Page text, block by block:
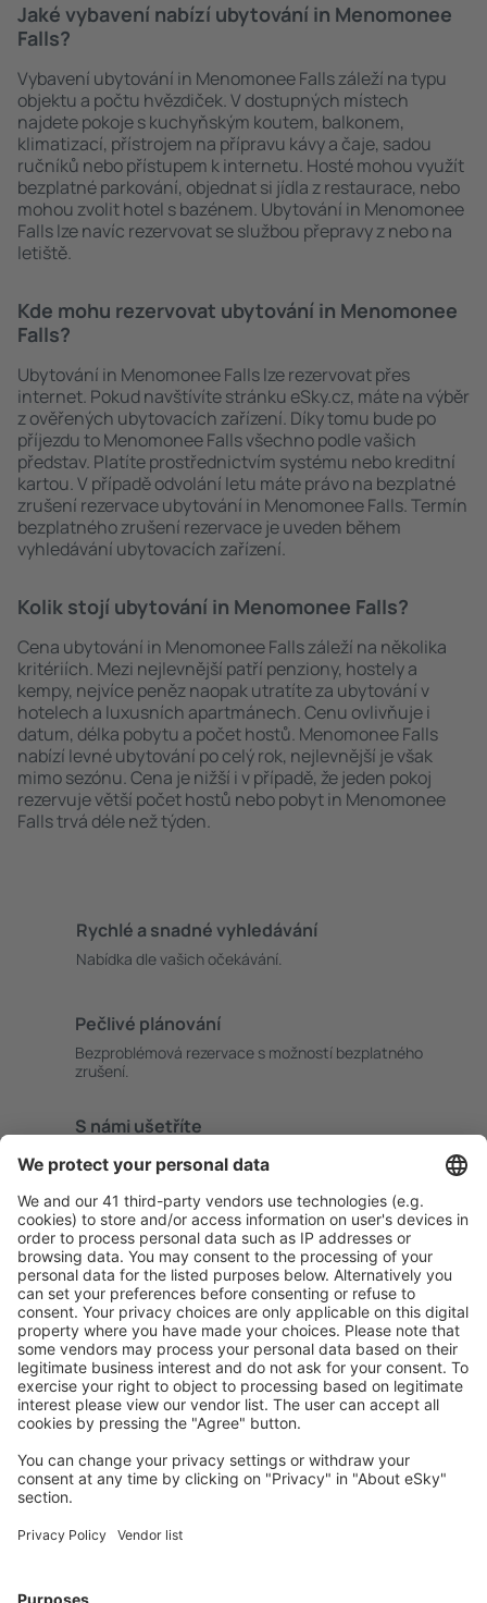
Jaké vybavení nabízí ubytování in Menomonee
Falls?
Vybavení ubytování in Menomonee Falls záleží na typu
objektu a počtu hvězdiček. V dostupných místech
najdete pokoje s kuchyňským koutem, balkonem,
klimatizací, přístrojem na přípravu kávy a čaje, sadou
ručníků nebo přístupem k internetu. Hosté mohou využít
bezplatné parkování, objednat si jídla z restaurace, nebo
mohou zvolit hotel s bazénem. Ubytování in Menomonee
Falls lze navíc rezervovat se službou přepravy z nebo na
letiště.
Kde mohu rezervovat ubytování in Menomonee
Falls?
Ubytování in Menomonee Falls lze rezervovat přes
internet. Pokud navštívíte stránku eSky.cz, máte na výběr
z ověřených ubytovacích zařízení. Díky tomu bude po
příjezdu to Menomonee Falls všechno podle vašich
představ. Platíte prostřednictvím systému nebo kreditní
kartou. V případě odvolání letu máte právo na bezplatné
zrušení rezervace ubytování in Menomonee Falls. Termín
bezplatného zrušení rezervace je uveden během
vyhledávání ubytovacích zařízení.
Kolik stojí ubytování in Menomonee Falls?
Cena ubytování in Menomonee Falls záleží na několika
kritériích. Mezi nejlevnější patří penziony, hostely a
kempy, nejvíce peněz naopak utratíte za ubytování v
hotelech a luxusních apartmánech. Cenu ovlivňuje i
datum, délka pobytu a počet hostů. Menomonee Falls
nabízí levné ubytování po celý rok, nejlevnější je však
mimo sezónu. Cena je nižší i v případě, že jeden pokoj
rezervuje větší počet hostů nebo pobyt in Menomonee
Falls trvá déle než týden.
Rychlé a snadné vyhledávání
Nabídka dle vašich očekávání.
Pečlivé plánování
Bezproblémová rezervace s možností bezplatného
zrušení.
S námi ušetříte
Atraktivní ceny a speciální nabídky pro přihlášené
uživatele.
Ubytování dle vašeho gusta
Vyberte si z více než 1.3 milionu zařízení: hotelů,
apartmánů, chat a dalších.
Uživateli eSky nejčastěji hledané ubytování
Ubytování ve Spojených státech amerických - Oblíbená
města
Ubytování in Davenport Ubytování in Panama City Beach